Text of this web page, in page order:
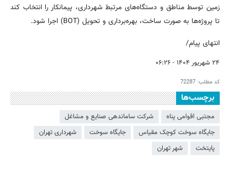
زمین توسط مناطق و دستگاه‌های مرتبط شهرداری، پیمانکار را انتخاب کند
تا پروژه‌ها به صورت ساخت، بهره‌برداری و تحویل (BOT) اجرا شود.
انتهای پیام/
۲۴ شهریور ۱۴۰۴ - ۰۶:۲۶
کد مطلب: 72287
برچسب‌ها
مجتبی اقوامی پناه
شرکت ساماندهی صنایع و مشاغل
جایگاه سوخت کوچک مقیاس
جایگاه سوخت
شهرداری تهران
پایتخت
شهر تهران